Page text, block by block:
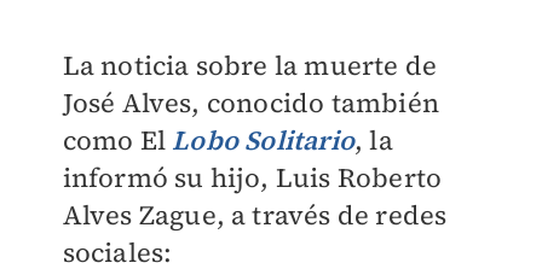
La noticia sobre la muerte de
José Alves, conocido también
como El Lobo Solitario, la
informó su hijo, Luis Roberto
Alves Zague, a través de redes
sociales: